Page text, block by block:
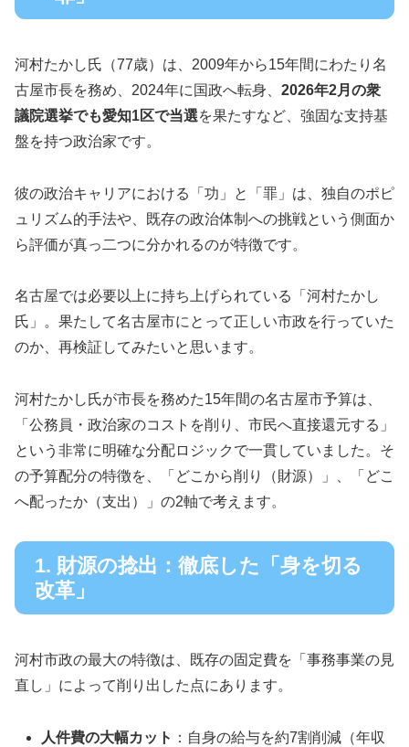
河村たかし氏（77歳）は、2009年から15年間にわたり名
古屋市長を務め、2024年に国政へ転身、 2026年2月の衆
議院選挙でも愛知1区で当選を果たすなど、強固な支持基
盤を持つ政治家です。
彼の政治キャリアにおける「功」と「罪」は、独自のポピ
ュリズム的手法や、既存の政治体制への挑戦という側面か
ら評価が真っ二つに分かれるのが特徴です。
名古屋では必要以上に持ち上げられている「河村たかし
氏」。果たして名古屋市にとって正しい市政を行っていた
のか、再検証してみたいと思います。
河村たかし氏が市長を務めた15年間の名古屋市予算は、
「公務員・政治家のコストを削り、市民へ直接還元する」
という非常に明確な分配ロジックで一貫していました。そ
の予算配分の特徴を、「どこから削り（財源）」、「どこ
へ配ったか（支出）」の2軸で考えます。
1. 財源の捻出：徹底した「身を切る
改革」
河村市政の最大の特徴は、既存の固定費を「事務事業の見
直し」によって削り出した点にあります。
人件費の大幅カット ：自身の給与を約7割削減（年収